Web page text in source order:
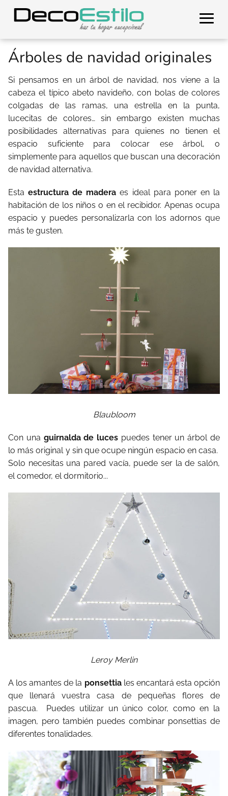
Árboles de navidad originales
Si pensamos en un árbol de navidad, nos viene a la
cabeza el típico abeto navideño, con bolas de colores
colgadas de las ramas, una estrella en la punta,
lucecitas de colores… sin embargo existen muchas
posibilidades alternativas para quienes no tienen el
espacio suficiente para colocar ese árbol, o
simplemente para aquellos que buscan una decoración
de navidad alternativa.
Estaestructura de madera es ideal para poner en la
habitación de los niños o en el recibidor. Apenas ocupa
espacio y puedes personalizarla con los adornos que
más te gusten.
Blaubloom
Con una guirnalda de luces puedes tener un árbol de
lo más original y sin que ocupe ningún espacio en casa.
Solo necesitas una pared vacía, puede ser la de salón,
el comedor, el dormitorio...
Leroy Merlin
A los amantes de la ponsettia les encantará esta opción
que llenará vuestra casa de pequeñas flores de
pascua. Puedes utilizar un único color, como en la
imagen, pero también puedes combinar ponsettias de
diferentes tonalidades.